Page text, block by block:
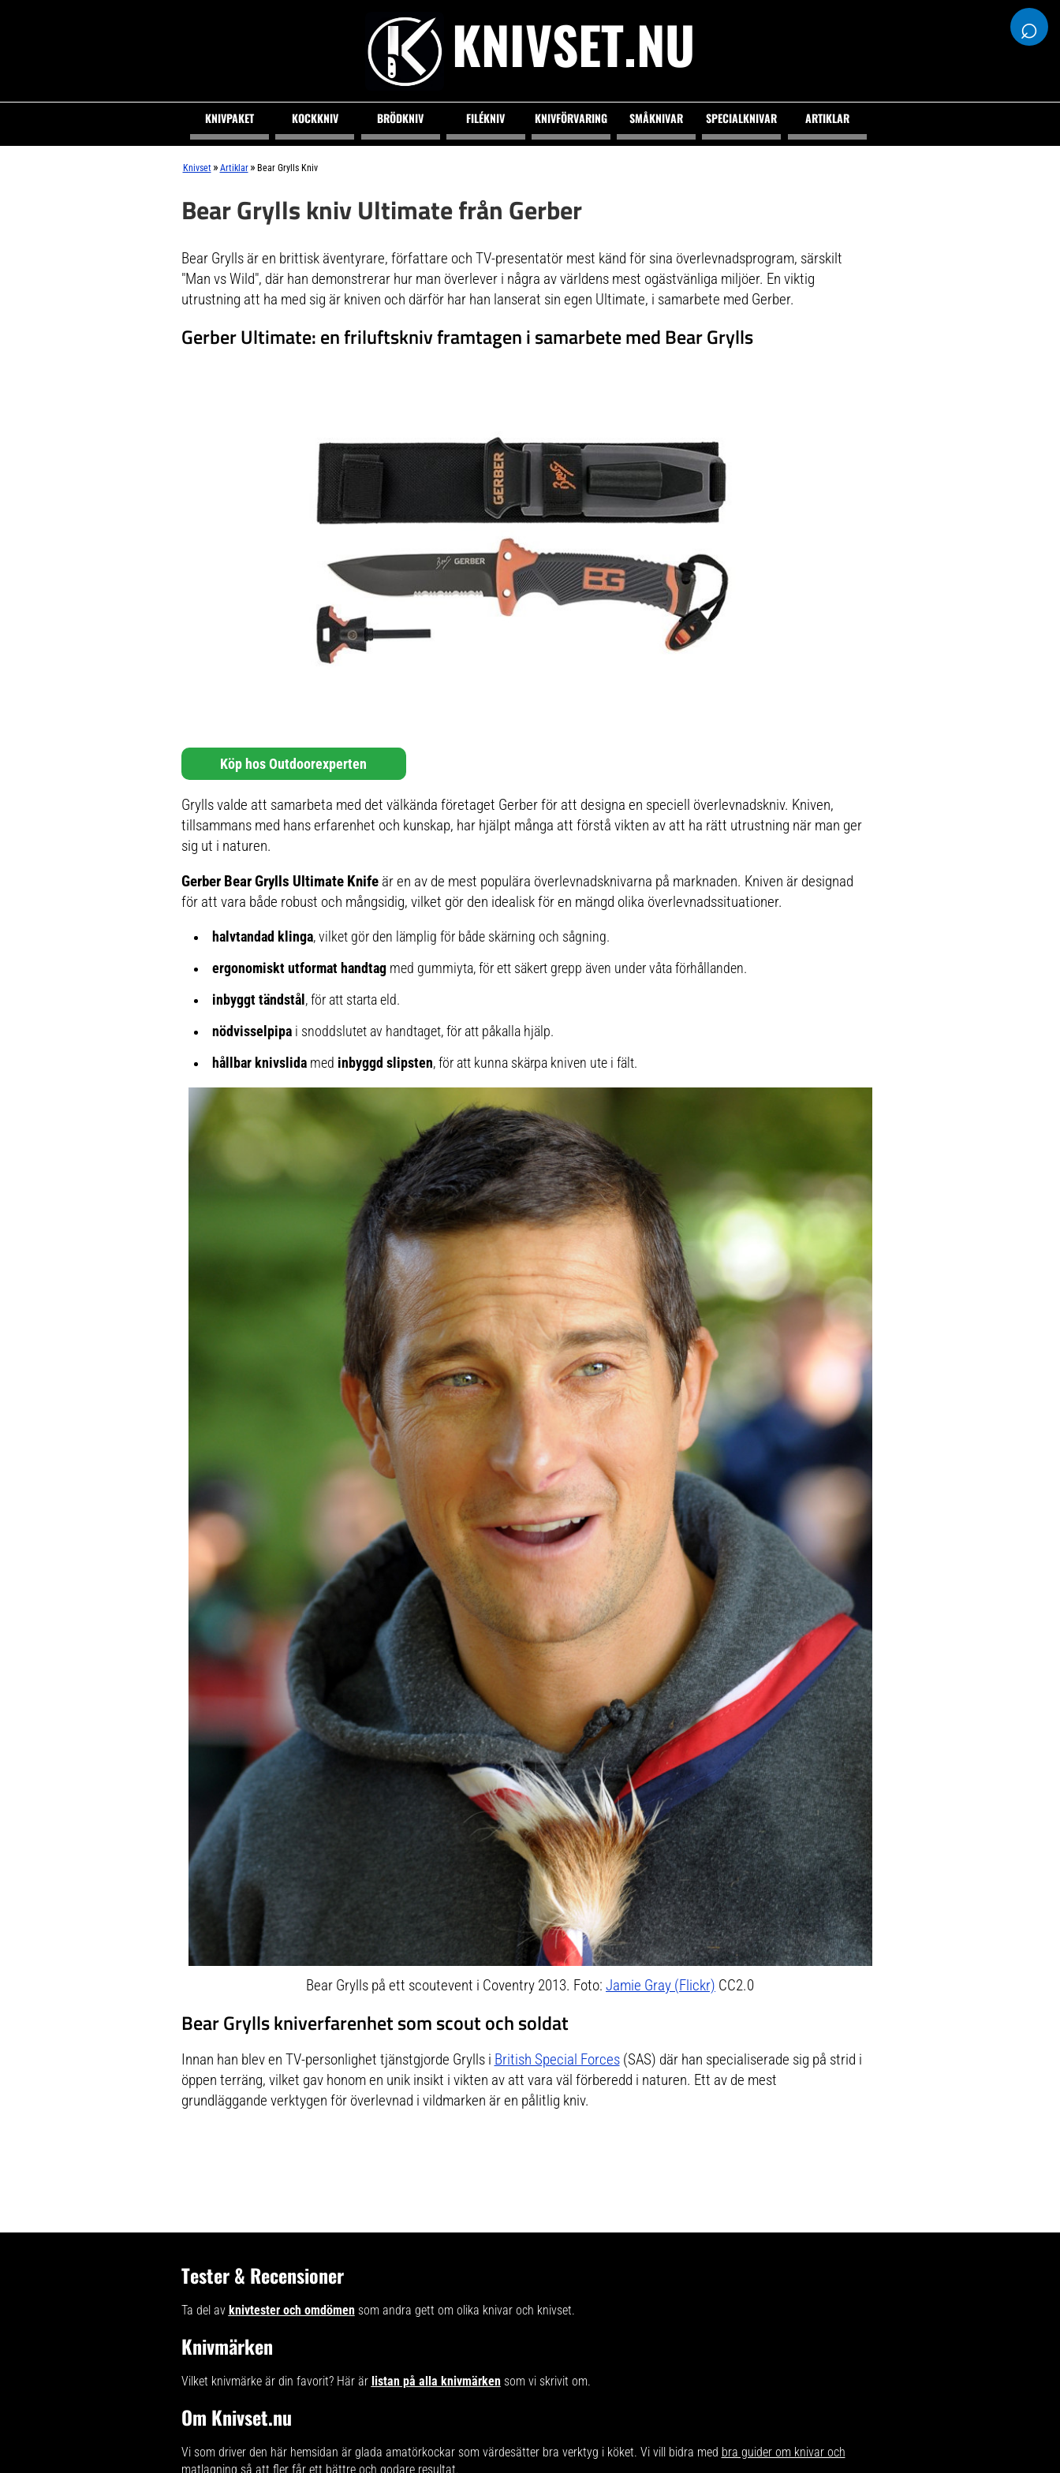
KNIVSET.NU ⌕
KNIVPAKET KOCKKNIV BRÖDKNIV FILÉKNIV KNIVFÖRVARING SMÅKNIVAR SPECIALKNIVAR ARTIKLAR
Knivset » Artiklar » Bear Grylls Kniv
Bear Grylls kniv Ultimate från Gerber
Bear Grylls är en brittisk äventyrare, författare och TV-presentatör mest känd för sina överlevnadsprogram, särskilt
"Man vs Wild", där han demonstrerar hur man överlever i några av världens mest ogästvänliga miljöer. En viktig
utrustning att ha med sig är kniven och därför har han lanserat sin egen Ultimate, i samarbete med Gerber.
Gerber Ultimate: en friluftskniv framtagen i samarbete med Bear Grylls
Köp hos Outdoorexperten
Grylls valde att samarbeta med det välkända företaget Gerber för att designa en speciell överlevnadskniv. Kniven,
tillsammans med hans erfarenhet och kunskap, har hjälpt många att förstå vikten av att ha rätt utrustning när man ger
sig ut i naturen.
Gerber Bear Grylls Ultimate Knifeär en av de mest populära överlevnadsknivarna på marknaden. Kniven är designad
för att vara både robust och mångsidig, vilket gör den idealisk för en mängd olika överlevnadssituationer.
halvtandad klinga, vilket gör den lämplig för både skärning och sågning.
ergonomiskt utformat handtag med gummiyta, för ett säkert grepp även under våta förhållanden.
inbyggt tändstål , för att starta eld.
nödvisselpipa i snoddslutet av handtaget, för att påkalla hjälp.
hållbar knivslida med inbyggd slipsten, för att kunna skärpa kniven ute i fält.
Bear Grylls på ett scoutevent i Coventry 2013. Foto: Jamie Gray (Flickr) CC2.0
Bear Grylls kniverfarenhet som scout och soldat
Innan han blev en TV-personlighet tjänstgjorde Grylls i British Special Forces(SAS) där han specialiserade sig på strid i
öppen terräng, vilket gav honom en unik insikt i vikten av att vara väl förberedd i naturen. Ett av de mest
grundläggande verktygen för överlevnad i vildmarken är en pålitlig kniv.
Tester & Recensioner
Ta del av knivtester och omdömen som andra gett om olika knivar och knivset.
Knivmärken
Vilket knivmärke är din favorit? Här är listan på alla knivmärken som vi skrivit om.
Om Knivset.nu
Vi som driver den här hemsidan är glada amatörkockar som värdesätter bra verktyg i köket. Vi vill bidra med bra guider om knivar och
matlagning så att fler får ett bättre och godare resultat.